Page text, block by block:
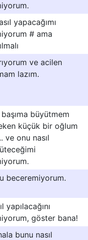
yapacağımı
# ama
ve acilen
lazım.
büyütmem
küçük bir oğlum
ve onu nasıl
beceremiyorum.
yapılacağını
göster bana!
bunu nasıl